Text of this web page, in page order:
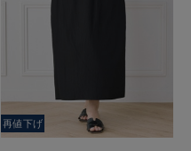
再値下げ